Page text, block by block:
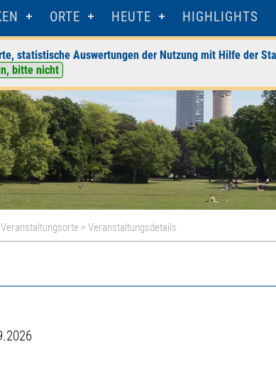
ORTE HEUTE HIGHLIGHTS
statistische Auswertungen der Nutzung mit Hilfe der
bitte nicht
> Veranstaltungsdetails